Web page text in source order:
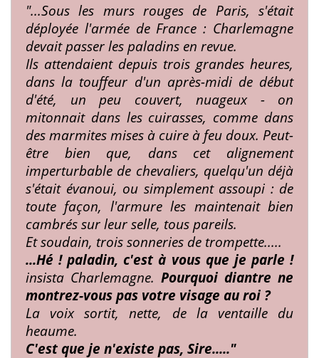
"...Sous les murs rouges de Paris, s'était
déployée l'armée de France : Charlemagne
devait passer les paladins en revue.
Ils attendaient depuis trois grandes heures,
dans la touffeur d'un après-midi de début
d'été, un peu couvert, nuageux - on
mitonnait dans les cuirasses, comme dans
des marmites mises à cuire à feu doux. Peut-
être bien que, dans cet alignement
imperturbable de chevaliers, quelqu'un déjà
s'était évanoui, ou simplement assoupi : de
toute façon, l'ar­mure les maintenait bien
cambrés sur leur selle, tous pareils.
Et soudain, trois sonneries de trompette.....
...Hé ! paladin, c'est à vous que je parle !
insista Charlemagne. Pourquoi diantre ne
montrez-vous pas votre visage au roi ?
La voix sortit, nette, de la ventaille du
heaume.
C'est que je n'existe pas, Sire....."